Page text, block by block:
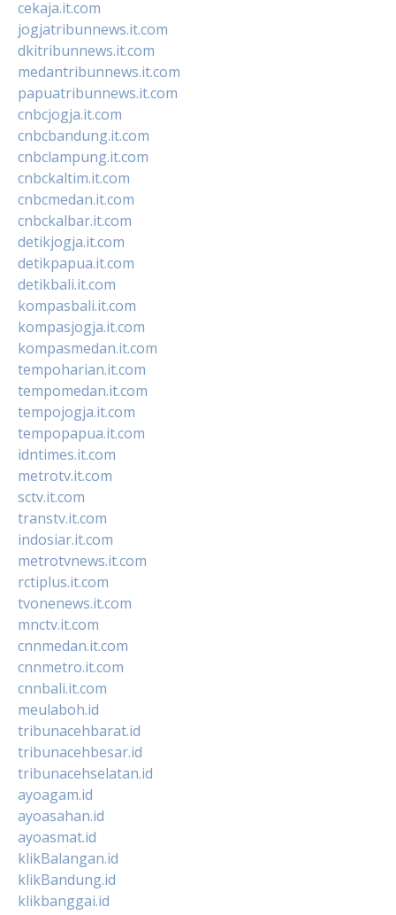
cekaja.it.com
jogjatribunnews.it.com
dkitribunnews.it.com
medantribunnews.it.com
papuatribunnews.it.com
cnbcjogja.it.com
cnbcbandung.it.com
cnbclampung.it.com
cnbckaltim.it.com
cnbcmedan.it.com
cnbckalbar.it.com
detikjogja.it.com
detikpapua.it.com
detikbali.it.com
kompasbali.it.com
kompasjogja.it.com
kompasmedan.it.com
tempoharian.it.com
tempomedan.it.com
tempojogja.it.com
tempopapua.it.com
idntimes.it.com
metrotv.it.com
sctv.it.com
transtv.it.com
indosiar.it.com
metrotvnews.it.com
rctiplus.it.com
tvonenews.it.com
mnctv.it.com
cnnmedan.it.com
cnnmetro.it.com
cnnbali.it.com
meulaboh.id
tribunacehbarat.id
tribunacehbesar.id
tribunacehselatan.id
ayoagam.id
ayoasahan.id
ayoasmat.id
klikBalangan.id
klikBandung.id
klikbanggai.id